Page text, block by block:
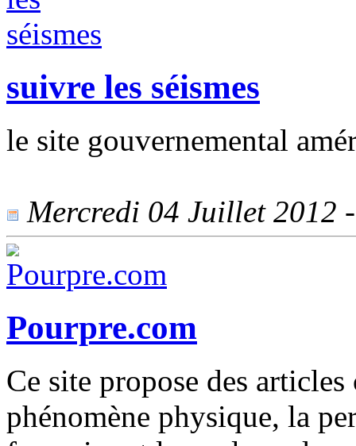
suivre les séismes
le site gouvernemental
Mercredi 04 Juillet 2012
Pourpre.com
Ce site propose des
phénomène physique, la